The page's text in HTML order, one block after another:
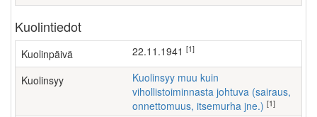
Kuolintiedot
Kuolinpäivä 22.11.1941 [1]
Kuolinsyy
Kuolinsyy muu kuin
vihollistoiminnasta johtuva (sairaus,
onnettomuus, itsemurha jne.) [1]